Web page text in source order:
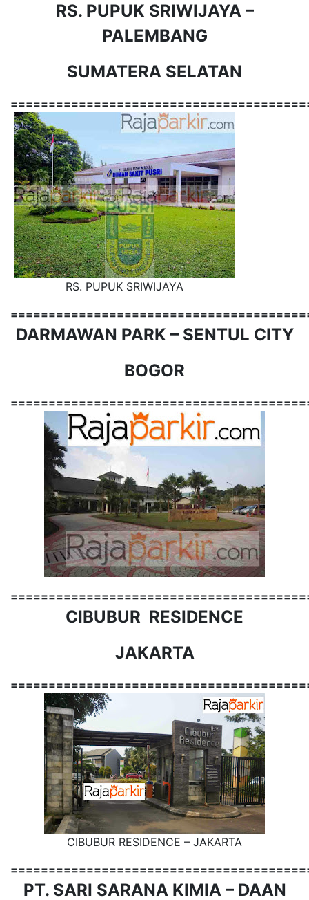
RS. PUPUK SRIWIJAYA –
PALEMBANG
SUMATERA SELATAN
RS. PUPUK SRIWIJAYA
DARMAWAN PARK – SENTUL CITY
BOGOR
CIBUBUR RESIDENCE
JAKARTA
CIBUBUR RESIDENCE – JAKARTA
PT. SARI SARANA KIMIA – DAAN